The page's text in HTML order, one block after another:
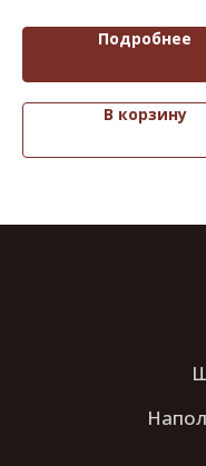
Подробнее
В корзину